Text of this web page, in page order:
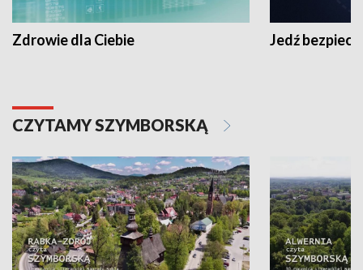
Zdrowie dla Ciebie Jedź
CZYTAMY SZYMBORSKĄ